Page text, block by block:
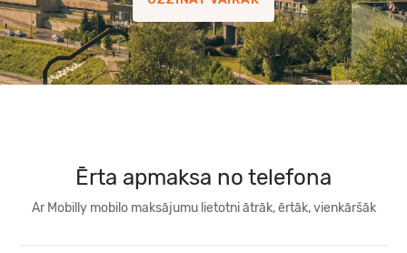
Ērta apmaksa no telefona
Ar Mobilly mobilo maksājumu lietotni ātrāk, ērtāk, vienkāršāk